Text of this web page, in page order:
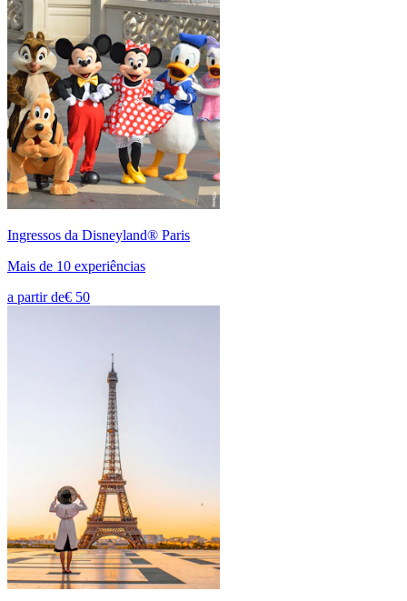
Ingressos da Disneyland® Paris
Mais de 10 experiências
a partir de€ 50